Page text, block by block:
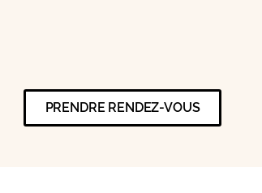
PRENDRE RENDEZ-VOUS